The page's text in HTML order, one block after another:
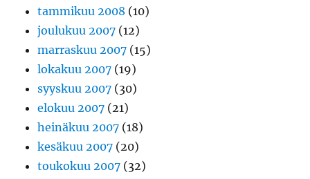
tammikuu 2008 (10)
joulukuu 2007 (12)
marraskuu 2007 (15)
lokakuu 2007 (19)
syyskuu 2007 (30)
elokuu 2007 (21)
heinäkuu 2007 (18)
kesäkuu 2007 (20)
toukokuu 2007 (32)